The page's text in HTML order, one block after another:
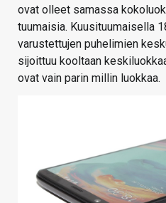
ovat olleet samassa
tuumaisia. Kuusituumaisella
varustettujen puhelimien
sijoittuu kooltaan
ovat vain parin millin luokkaa.